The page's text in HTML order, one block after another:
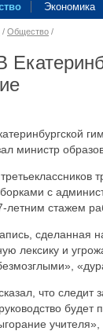
Экономика
/ Общество /
министр
с
летним стажем
сделанная
лексику и
что следит